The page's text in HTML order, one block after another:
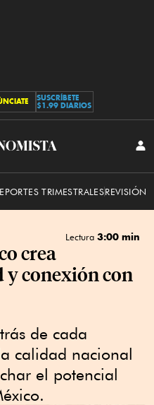
SUSCRÍBETE
$1.99 DIARIOS
TRIMESTRALESREVISIÓN
Lectura 3:00 min
crea
conexión con
de cada
calidad nacional
el potencial